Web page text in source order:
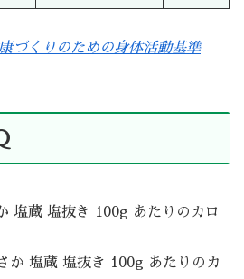
づくりのための身体活動基準
塩蔵 塩抜き 100g あたりのカロ
か 塩蔵 塩抜き 100g あたりのカ